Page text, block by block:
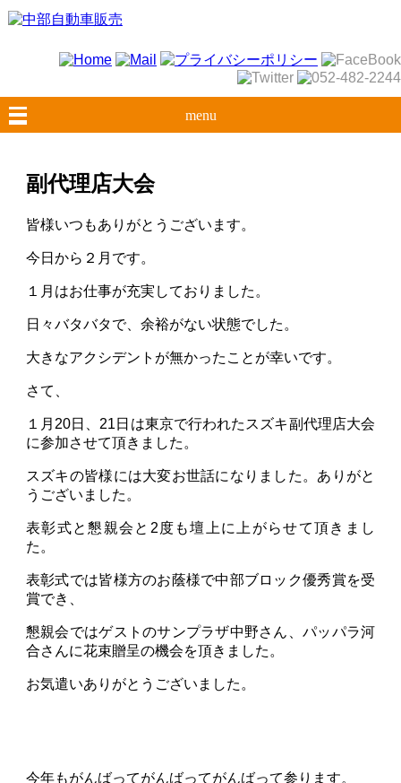
menu
副代理店大会
皆様いつもありがとうございます。
今日から２月です。
１月はお仕事が充実しておりました。
日々バタバタで、余裕がない状態でした。
大きなアクシデントが無かったことが幸いです。
さて、
１月20日、21日は東京で行われたスズキ副代理店大会
に参加させて頂きました。
スズキの皆様には大変お世話になりました。ありがと
うございました。
表彰式と懇親会と2度も壇上に上がらせて頂きまし
た。
表彰式では皆様方のお蔭様で中部ブロック優秀賞を受
賞でき、
懇親会ではゲストのサンプラザ中野さん、パッパラ河
合さんに花束贈呈の機会を頂きました。
お気遣いありがとうございました。
今年もがんばってがんばってがんばって参ります。